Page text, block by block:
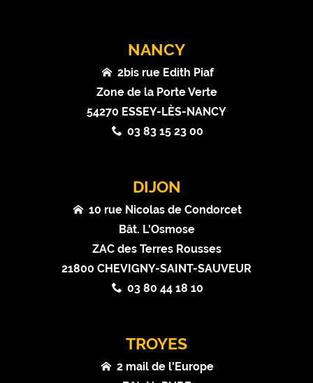
NANCY
2bis rue Edith Piaf
Zone de la Porte Verte
54270 ESSEY-LÈS-NANCY
03 83 15 23 00
DIJON
10 rue Nicolas de Condorcet
Bât. L'Osmose
ZAC des Terres Rousses
21800 CHEVIGNY-SAINT-SAUVEUR
03 80 44 18 10
TROYES
2 mail de l'Europe